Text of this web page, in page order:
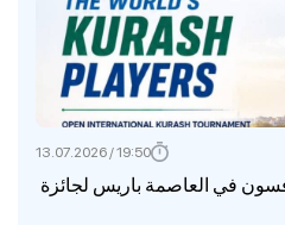
في العاصمة باريس لجائزة
19:50 / 13.07.2026